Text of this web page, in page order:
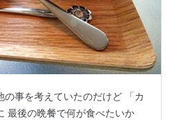
の事を考えていたのだけど 「カ
最後の晩餐で何が食べたいか